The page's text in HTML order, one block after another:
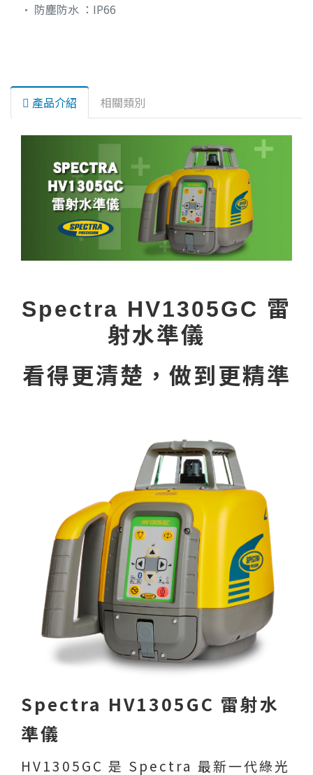
• 防塵防水 ：IP66
產品介紹 相關類別
Spectra HV1305GC 雷
射水準儀
看得更清楚，做到更精準
Spectra HV1305GC 雷射水
準儀
HV1305GC 是 Spectra 最新一代綠光